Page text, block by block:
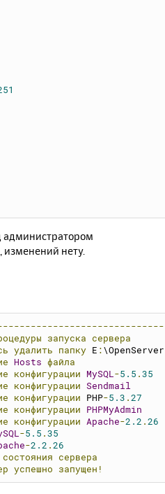
администратором
изменений нету.
запуска
сервера
удалить папку E :
Hosts файла
конфигурации MySQL -5.5 . 35
конфигурации Sendmail
конфигурации PHP-5.3 . 27
конфигурации
PHPMyAdmin
конфигурации Apache-2.2 . 26
-5.5 . 35
-2.2 . 26
состояния
сервера
успешно запущен!